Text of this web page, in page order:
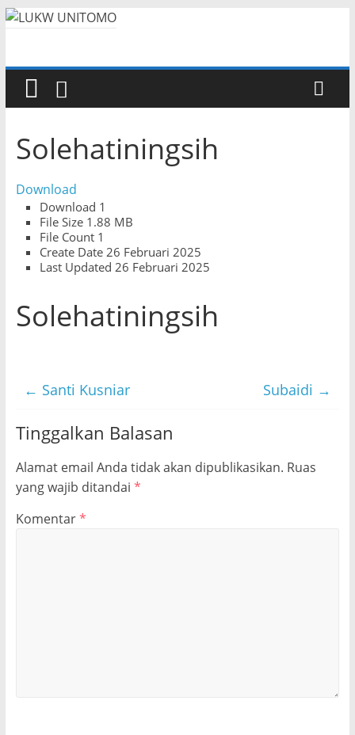
Solehatiningsih
Download
Download 1
File Size 1.88 MB
File Count 1
Create Date 26 Februari 2025
Last Updated 26 Februari 2025
Solehatiningsih
← Santi Kusniar Subaidi →
Tinggalkan Balasan
Alamat email Anda tidak akan dipublikasikan. Ruas
yang wajib ditandai *
Komentar*